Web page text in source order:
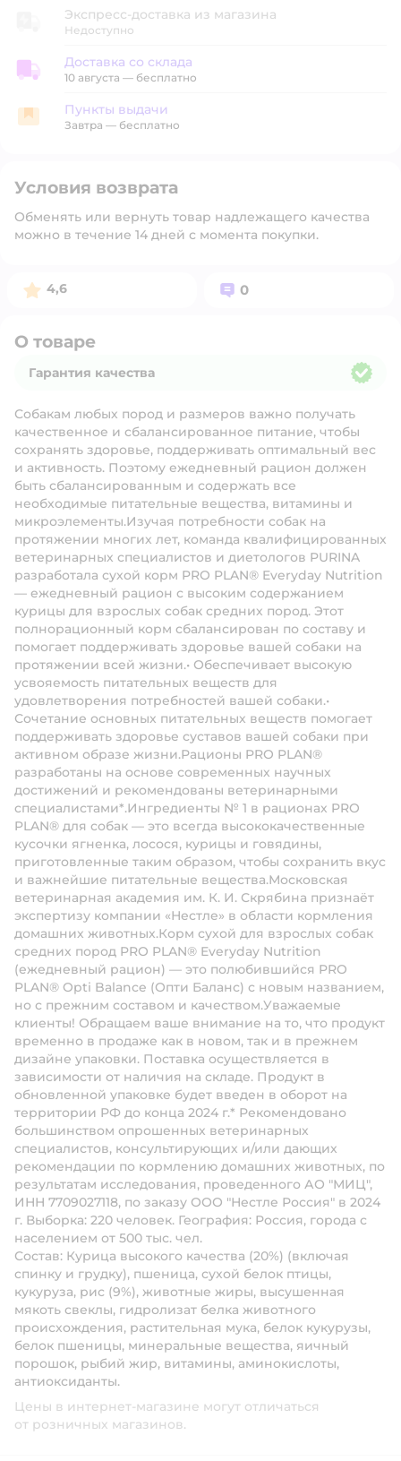
Экспресс-доставка из магазина
Недоступно
Доставка со склада
Доставка со склада
10 августа — бесплатно
Пункты выдачи
Пункты выдачи
Завтра — бесплатно
Условия возврата
Обменять или вернуть товар надлежащего качества
можно в течение 14 дней с момента покупки.
Рейтинг:
4,6 Вопросов:
0
О товаре
Гарантия качества
Собакам любых пород и размеров важно получать
качественное и сбалансированное питание, чтобы
сохранять здоровье, поддерживать оптимальный вес
и активность. Поэтому ежедневный рацион должен
быть сбалансированным и содержать все
необходимые питательные вещества, витамины и
микроэлементы.Изучая потребности собак на
протяжении многих лет, команда квалифицированных
ветеринарных специалистов и диетологов PURINA
разработала сухой корм PRO PLAN® Everyday Nutrition
— ежедневный рацион с высоким содержанием
курицы для взрослых собак средних пород. Этот
полнорационный корм сбалансирован по составу и
помогает поддерживать здоровье вашей собаки на
протяжении всей жизни.• Обеспечивает высокую
усвояемость питательных веществ для
удовлетворения потребностей вашей собаки.•
Сочетание основных питательных веществ помогает
поддерживать здоровье суставов вашей собаки при
активном образе жизни.Рационы PRO PLAN®
разработаны на основе современных научных
достижений и рекомендованы ветеринарными
специалистами*.Ингредиенты № 1 в рационах PRO
PLAN® для собак — это всегда высококачественные
кусочки ягненка, лосося, курицы и говядины,
приготовленные таким образом, чтобы сохранить вкус
и важнейшие питательные вещества.Московская
ветеринарная академия им. К. И. Скрябина признаёт
экспертизу компании «Нестле» в области кормления
домашних животных.Корм сухой для взрослых собак
средних пород PRO PLAN® Everyday Nutrition
(ежедневный рацион) — это полюбившийся PRO
PLAN® Opti Balance (Опти Баланс) с новым названием,
но с прежним составом и качеством.Уважаемые
клиенты! Обращаем ваше внимание на то, что продукт
временно в продаже как в новом, так и в прежнем
дизайне упаковки. Поставка осуществляется в
зависимости от наличия на складе. Продукт в
обновленной упаковке будет введен в оборот на
территории РФ до конца 2024 г.* Рекомендовано
большинством опрошенных ветеринарных
специалистов, консультирующих и/или дающих
рекомендации по кормлению домашних животных, по
результатам исследования, проведенного АО "МИЦ",
ИНН 7709027118, по заказу ООО "Нестле Россия" в 2024
г. Выборка: 220 человек. География: Россия, города с
населением от 500 тыс. чел.
Состав: Курица высокого качества (20%) (включая
спинку и грудку), пшеница, сухой белок птицы,
кукуруза, рис (9%), животные жиры, высушенная
мякоть свеклы, гидролизат белка животного
происхождения, растительная мука, белок кукурузы,
белок пшеницы, минеральные вещества, яичный
порошок, рыбий жир, витамины, аминокислоты,
антиоксиданты.
Цены в интернет-магазине могут отличаться
от розничных магазинов.